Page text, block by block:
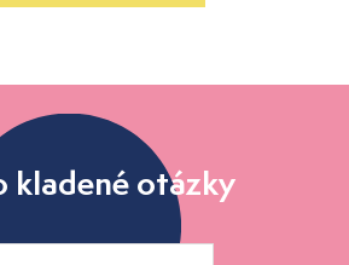
kladené otázky